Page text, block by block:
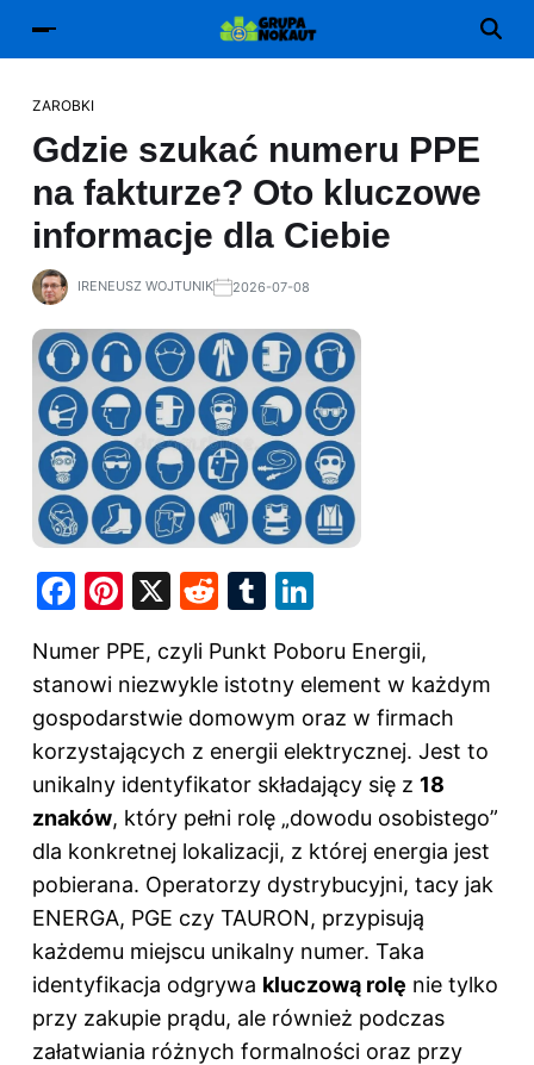
ZAROBKI
Gdzie szukać numeru PPE
na fakturze? Oto kluczowe
informacje dla Ciebie
IRENEUSZ WOJTUNIK 2026-07-08
F
c
e
b
o
o
k
Pi
er
e
st
X
R
d
di
t
T
m
bl
r
k
e
dI
n
Numer PPE, czyli Punkt Poboru Energii,
stanowi niezwykle istotny element w każdym
gospodarstwie domowym oraz w firmach
korzystających z energii elektrycznej. Jest to
unikalny identyfikator składający się z 18
znaków, który pełni rolę „dowodu osobistego”
dla konkretnej lokalizacji, z której energia jest
pobierana. Operatorzy dystrybucyjni, tacy jak
ENERGA, PGE czy TAURON, przypisują
każdemu miejscu unikalny numer. Taka
identyfikacja odgrywa kluczową rolę nie tylko
przy zakupie prądu, ale również podczas
załatwiania różnych formalności oraz przy